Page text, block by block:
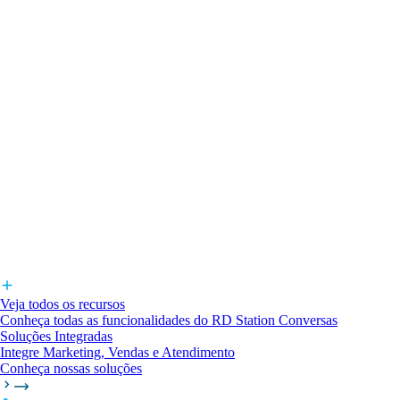
Veja todos os recursos
Conheça todas as funcionalidades do RD Station Conversas
Soluções Integradas
Integre Marketing, Vendas e Atendimento
Conheça nossas soluções